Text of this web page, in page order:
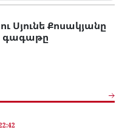
Սյունե Քոսակյանը
գագաթը